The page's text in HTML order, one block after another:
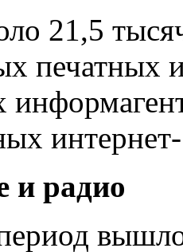
21,5
печатных
и радио